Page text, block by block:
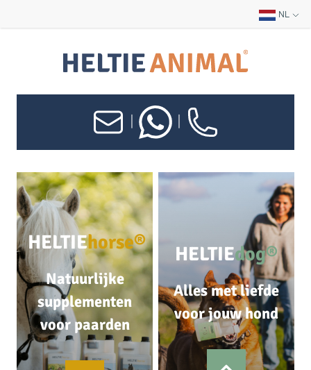
NL
HELTIEhorse®
Natuurlijke
supplementen
voor paarden
HELTIEdog®
Alles met liefde
voor jouw hond